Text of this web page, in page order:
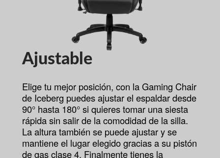
Ajustable
Elige tu mejor posición, con la Gaming Chair
de Iceberg puedes ajustar el espaldar desde
90° hasta 180° si quieres tomar una siesta
rápida sin salir de la comodidad de la silla.
La altura también se puede ajustar y se
mantiene el lugar elegido gracias a su pistón
de gas clase 4. Finalmente tienes la